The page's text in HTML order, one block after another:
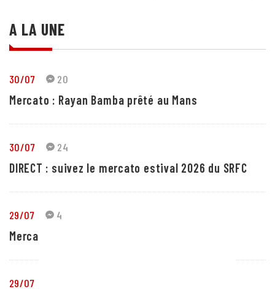
A LA UNE
30/07 20
Mercato : Rayan Bamba prêté au Mans
30/07 24
DIRECT : suivez le mercato estival 2026 du SRFC
29/07 4
Mercato : Yassir Zabiri prêté en Liga
29/07